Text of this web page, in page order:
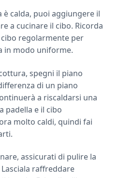
è calda, puoi aggiungere il
a cucinare il cibo. Ricorda
regolarmente per
in modo uniforme.
spegni il piano
di un piano
a riscaldarsi una
padella e il cibo
molto caldi, quindi fai
assicurati di pulire la
raffreddare